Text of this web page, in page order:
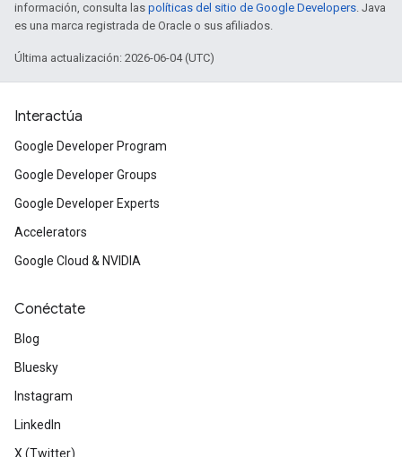
información, consulta las políticas del sitio de Google Developers. Java
es una marca registrada de Oracle o sus afiliados.
Última actualización: 2026-06-04 (UTC)
Interactúa
Google Developer Program
Google Developer Groups
Google Developer Experts
Accelerators
Google Cloud & NVIDIA
Conéctate
Blog
Bluesky
Instagram
LinkedIn
X (Twitter)